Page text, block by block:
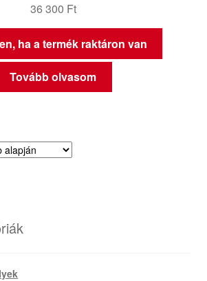
36 300 Ft
ha a termék raktáron van
Tovább olvasom